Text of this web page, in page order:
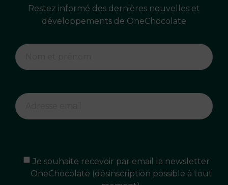
Restez informé des dernières nouvelles et
développements de OneChocolate
Je souhaite recevoir par email la newsletter
OneChocolate (désinscription possible à tout